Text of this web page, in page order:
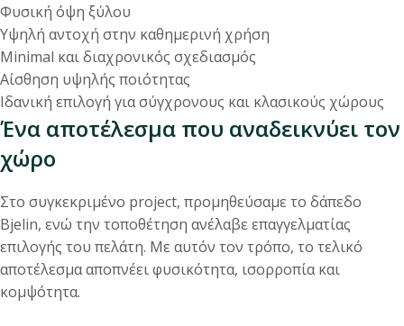
Φυσική όψη ξύλου
Υψηλή αντοχή στην καθημερινή χρήση
Minimal και διαχρονικός σχεδιασμός
Αίσθηση υψηλής ποιότητας
Ιδανική επιλογή για σύγχρονους και κλασικούς χώρους
Ένα αποτέλεσμα που αναδεικνύει τον
χώρο
Στο συγκεκριμένο project, προμηθεύσαμε το δάπεδο
Bjelin, ενώ την τοποθέτηση ανέλαβε επαγγελματίας
επιλογής του πελάτη. Με αυτόν τον τρόπο, το τελικό
αποτέλεσμα αποπνέει φυσικότητα, ισορροπία και
κομψότητα.